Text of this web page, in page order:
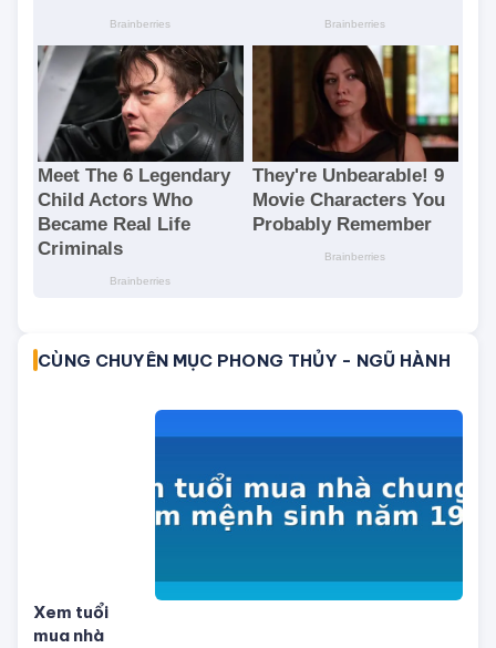
CÙNG CHUYÊN MỤC PHONG THỦY - NGŨ HÀNH